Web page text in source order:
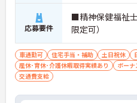
応募要件
■精神保健福祉
限定可）
車通勤可 住宅手当・補助 土日祝休
産休･育休･介護休暇取得実績あり
ボーナ
交通費支給